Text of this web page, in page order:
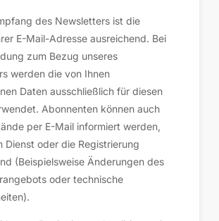
des Newsletters ist die
E-Mail-Adresse ausreichend. Bei
zum Bezug unseres
werden die von Ihnen
Daten ausschließlich für diesen
Abonnenten können auch
per E-Mail informiert werden,
Dienst oder die Registrierung
(Beispielsweise Änderungen des
oder technische